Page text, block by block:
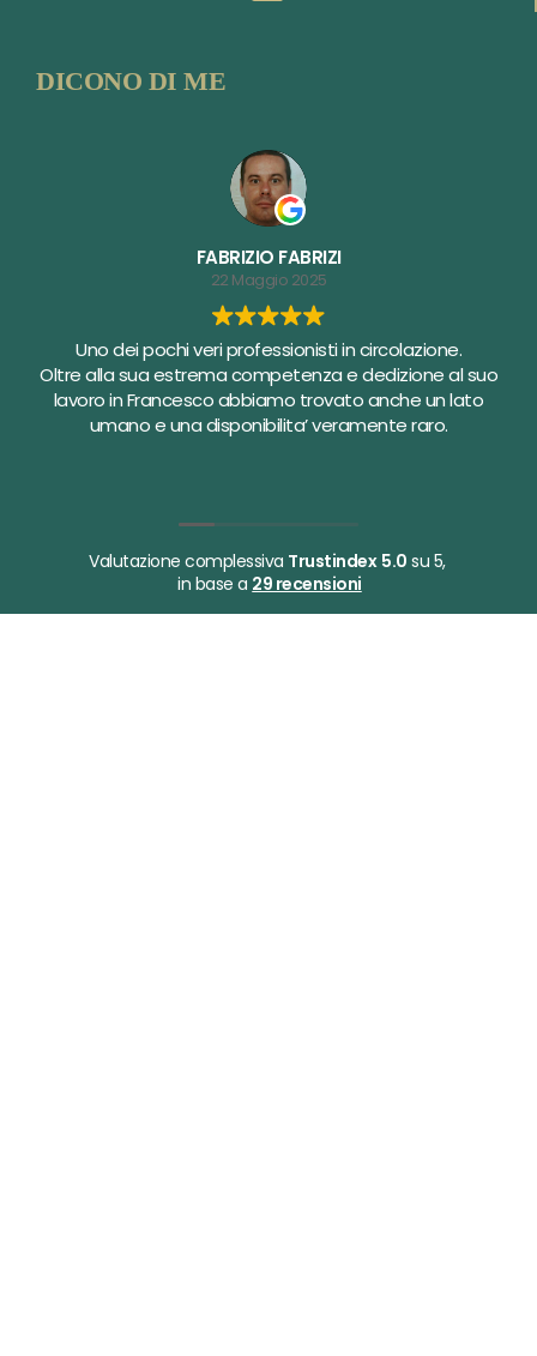
DICONO DI ME
FABRIZIO FABRIZI
22 Maggio 2025
Uno dei pochi veri professionisti in circolazione.
Oltre alla sua estrema competenza e dedizione al suo
lavoro in Francesco abbiamo trovato anche un lato
umano e una disponibilita’ veramente raro.
Valutazione complessiva Trustindex 5.0 su 5,
in base a 29 recensioni